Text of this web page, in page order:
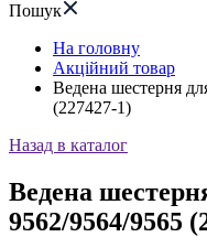
Пошук
На головну
Акційний товар
Ведена шестерня
(227427-1)
Назад в каталог
Ведена
9562/9564/9565